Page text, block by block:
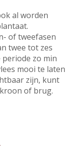
al worden
of tweefasen
twee tot zes
periode zo min
mooi te laten
zijn, kunt
of brug.